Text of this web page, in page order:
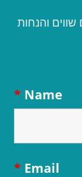
והנחות
Name
*
Email
*